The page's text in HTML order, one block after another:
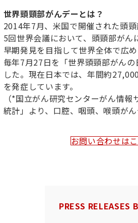
世界頭頸部がんデーとは？
2014年7月、米国で開催された頭
5回世界会議において、頭頸部がん
早期発見を目指して世界全体で広
毎年7月27日を「世界頭頸部がん
した。現在日本では、年間約
を発症しています。
（*国立がん研究センターがん情報
統計」より、口腔、咽頭、喉頭がん
お問い合わせは
PRESS RELEASES